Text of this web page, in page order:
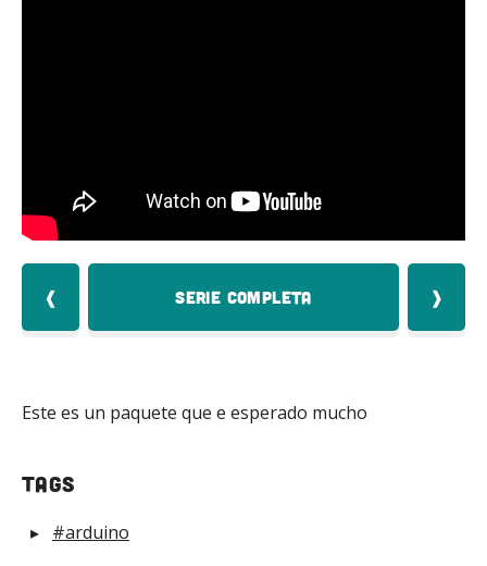
Mas
❰ Serie Completa ❱
Este es un paquete que e esperado mucho
tags
#arduino